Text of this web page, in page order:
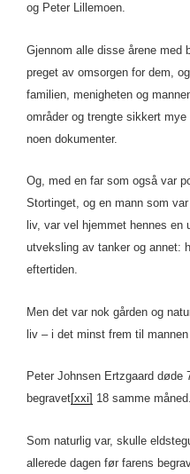
og Peter Lillemoen.
Gjennom alle disse årene med
preget av omsorgen for dem,
familien, menigheten og
områder og trengte sikkert
noen dokumenter.
Og, med en far som også var
Stortinget, og en mann som
liv, var vel hjemmet hennes en
utveksling av tanker og annet:
eftertiden.
Men det var nok gården og
liv – i det minst frem til mannen
Peter Johnsen Ertzgaard døde
begravet[xxi] 18 samme måned.
Som naturlig var, skulle
allerede dagen før farens